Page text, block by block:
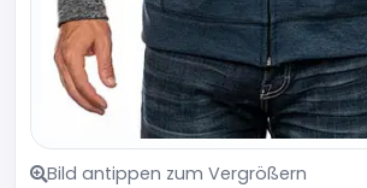
Bild antippen zum Vergrößern